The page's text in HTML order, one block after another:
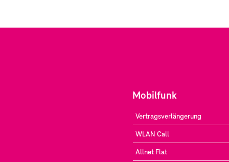
Mobilfunk
Vertragsverlängerung
WLAN Call
Allnet Flat